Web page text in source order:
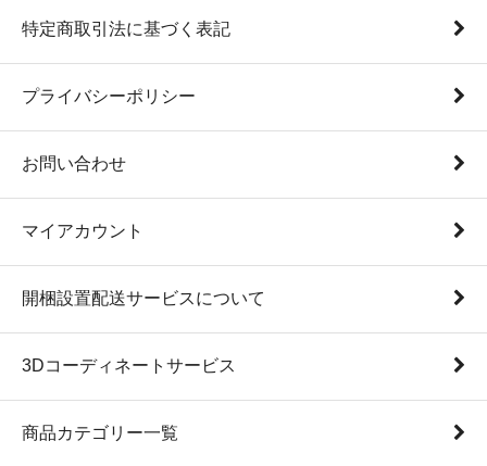
特定商取引法に基づく表記
プライバシーポリシー
お問い合わせ
マイアカウント
開梱設置配送サービスについて
3Dコーディネートサービス
商品カテゴリー一覧